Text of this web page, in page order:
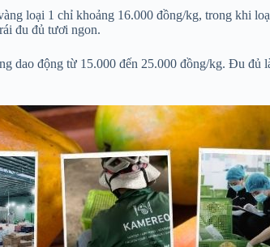
loại 1 chỉ khoảng 16.000 đồng/kg, trong khi
đu đủ tươi ngon.
dao động từ 15.000 đến 25.000 đồng/kg. Đu